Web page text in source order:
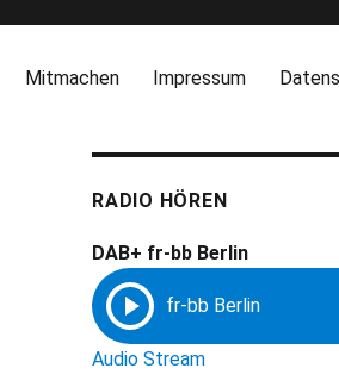
Mitmachen Impressum
RADIO HÖREN
DAB+ fr-bb Berlin
Audio Stream